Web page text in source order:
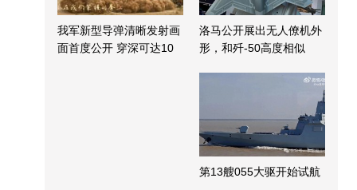
我军新型导弹清晰发射画
面首度公开 穿深可达10
洛马公开展出无人僚机外
形，和歼-50高度相似
第13艘055大驱开始试航